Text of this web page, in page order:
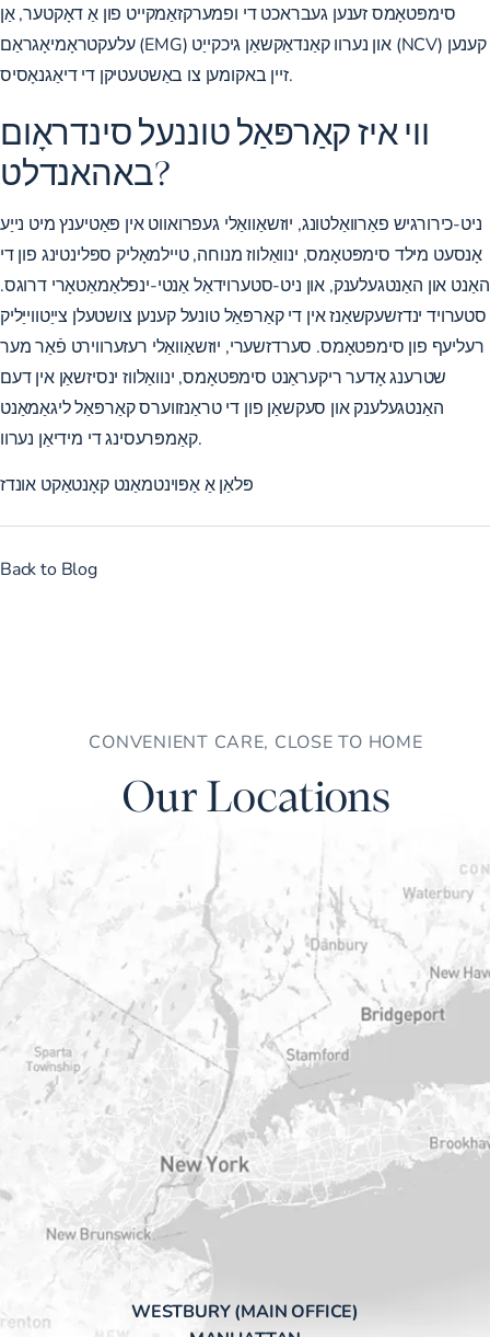
סימפּטאָמס זענען געבראכט די ופמערקזאַמקייט פון אַ דאָקטער, אַן
עלעקטראָמיאָגראַם (EMG) און נערוו קאַנדאַקשאַן גיכקייַט (NCV) קענען
זיין באקומען צו באַשטעטיקן די דיאַגנאָסיס.
ווי איז קאַרפּאַל טוננעל סינדראָום
באהאנדלט?
ניט-כירורגיש פאַרוואַלטונג, יוזשאַוואַלי געפרואווט אין פּאַטיענץ מיט נייַע
אָנסעט מילד סימפּטאָמס, ינוואַלווז מנוחה, טיילמאָליק ספּלינטינג פון די
האַנט און האַנטגעלענק, און ניט-סטערוידאַל אַנטי-ינפלאַמאַטאָרי דרוגס.
סטערויד ינדזשעקשאַנז אין די קאַרפּאַל טונעל קענען צושטעלן צייַטווייַליק
רעליעף פון סימפּטאָמס. סערדזשערי, יוזשאַוואַלי רעזערווירט פֿאַר מער
שטרענג אָדער ריקעראַנט סימפּטאָמס, ינוואַלווז ינסיזשאַן אין דעם
האַנטגעלענק און סעקשאַן פון די טראַנזווערס קאַרפּאַל ליגאַמאַנט
קאַמפּרעסינג די מידיאַן נערוו.
פּלאַן אַ אַפּוינטמאַנט קאָנטאַקט אונדז
Back to Blog
CONVENIENT CARE, CLOSE TO HOME
Our Locations
WESTBURY (MAIN OFFICE)